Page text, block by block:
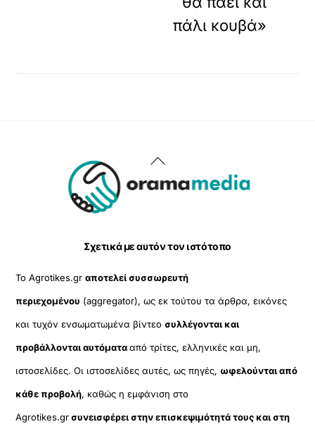
πάλι κουβά»
Back
To
Σχετικά με αυτόν τον ιστότοπο
Το Agrotikes.grαποτελεί συσσωρευτή
περιεχομένου (aggregator), ως εκ τούτου τα άρθρα, εικόνες
και τυχόν ενσωματωμένα βίντεοσυλλέγονται και
προβάλλονται αυτόματααπό τρίτες, ελληνικές και μη,
ιστοσελίδες. Οι ιστοσελίδες αυτές, ως πηγές, ωφελούνται από
κάθε προβολή, καθώς η εμφάνιση στο
Agrotikes.grσυνεισφέρει στην επισκεψιμότητά τους και στη